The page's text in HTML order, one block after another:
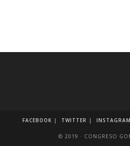
FACEBOOK TWITTER INSTAGRAM
© 2019 · CONGRESO